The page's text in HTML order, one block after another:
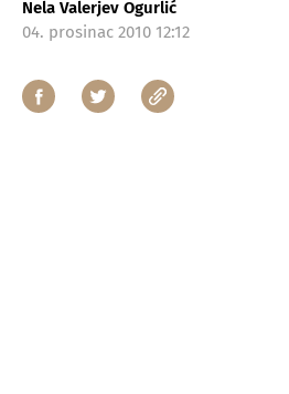
Nela Valerjev Ogurlić
04. prosinac 2010 12:12